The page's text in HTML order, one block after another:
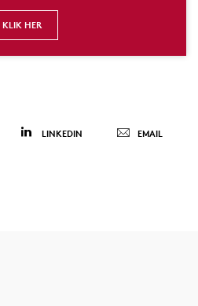
KLIK HER
LINKEDIN EMAIL